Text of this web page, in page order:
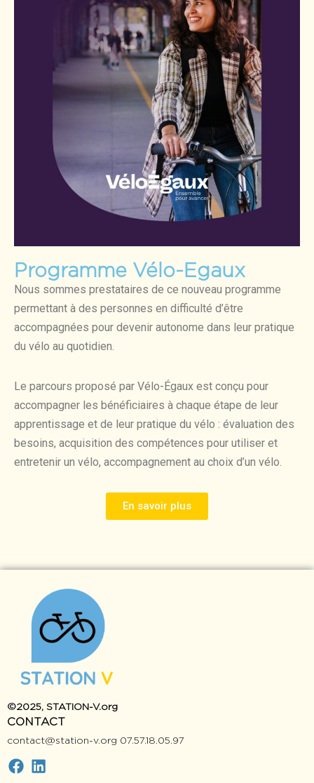
Programme Vélo-Egaux
Nous sommes prestataires de ce nouveau programme
permettant à des personnes en difficulté d’être
accompagnées pour devenir autonome dans leur pratique
du vélo au quotidien.
Le parcours proposé par Vélo-Égaux est conçu pour
accompagner les bénéficiaires à chaque étape de leur
apprentissage et de leur pratique du vélo : évaluation des
besoins, acquisition des compétences pour utiliser et
entretenir un vélo, accompagnement au choix d’un vélo.
En savoir plus
©2025, STATION-V.org
contact@station-v.org 07.57.18.05.97